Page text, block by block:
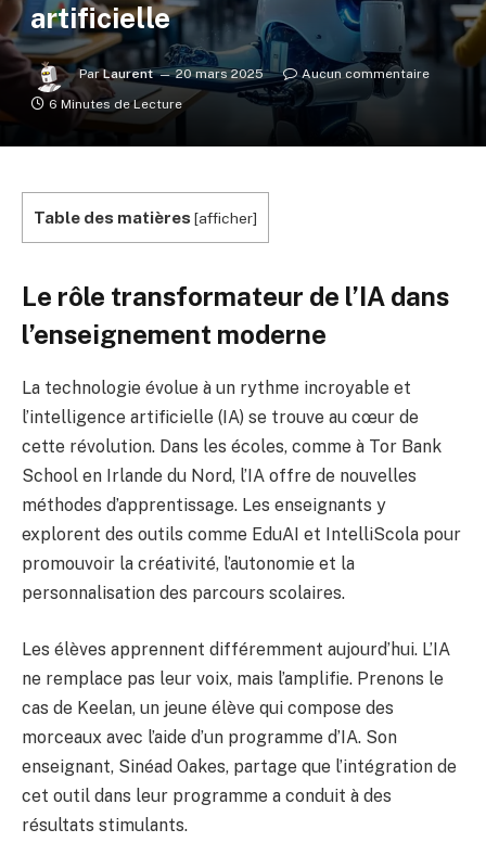
artificielle
Par Laurent 20 mars 2025
Aucun commentaire
6 Minutes de Lecture
Table des matières [afficher]
Le rôle transformateur de l’IA dans
l’enseignement moderne
La technologie évolue à un rythme incroyable et
l’intelligence artificielle (IA) se trouve au cœur de
cette révolution. Dans les écoles, comme à Tor Bank
School en Irlande du Nord, l’IA offre de nouvelles
méthodes d’apprentissage. Les enseignants y
explorent des outils comme EduAI et IntelliScola pour
promouvoir la créativité, l’autonomie et la
personnalisation des parcours scolaires.
Les élèves apprennent différemment aujourd’hui. L’IA
ne remplace pas leur voix, mais l’amplifie. Prenons le
cas de Keelan, un jeune élève qui compose des
morceaux avec l’aide d’un programme d’IA. Son
enseignant, Sinéad Oakes, partage que l’intégration de
cet outil dans leur programme a conduit à des
résultats stimulants.